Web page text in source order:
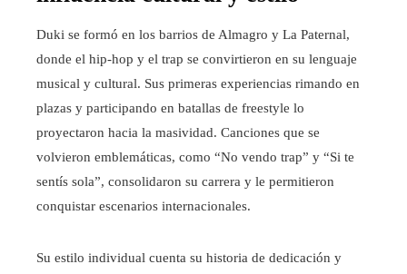
Duki se formó en los barrios de Almagro y La Paternal,
donde el hip-hop y el trap se convirtieron en su lenguaje
musical y cultural. Sus primeras experiencias rimando en
plazas y participando en batallas de freestyle lo
proyectaron hacia la masividad. Canciones que se
volvieron emblemáticas, como “No vendo trap” y “Si te
sentís sola”, consolidaron su carrera y le permitieron
conquistar escenarios internacionales.
Su estilo individual cuenta su historia de dedicación y